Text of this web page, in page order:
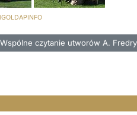
Następna strona: Wspólne czytanie
Wspólne czytanie utworów A.